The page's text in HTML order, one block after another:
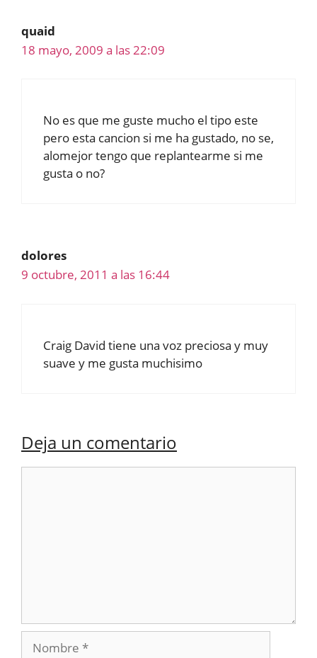
quaid
18 mayo, 2009 a las 22:09
No es que me guste mucho el tipo este
pero esta cancion si me ha gustado, no se,
alomejor tengo que replantearme si me
gusta o no?
dolores
9 octubre, 2011 a las 16:44
Craig David tiene una voz preciosa y muy
suave y me gusta muchisimo
Deja un comentario
Nombre